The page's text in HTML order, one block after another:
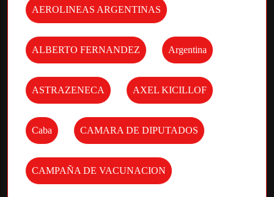
AEROLINEAS ARGENTINAS
ALBERTO FERNANDEZ Argentina
ASTRAZENECA AXEL KICILLOF
Caba CAMARA DE DIPUTADOS
CAMPAÑA DE VACUNACION